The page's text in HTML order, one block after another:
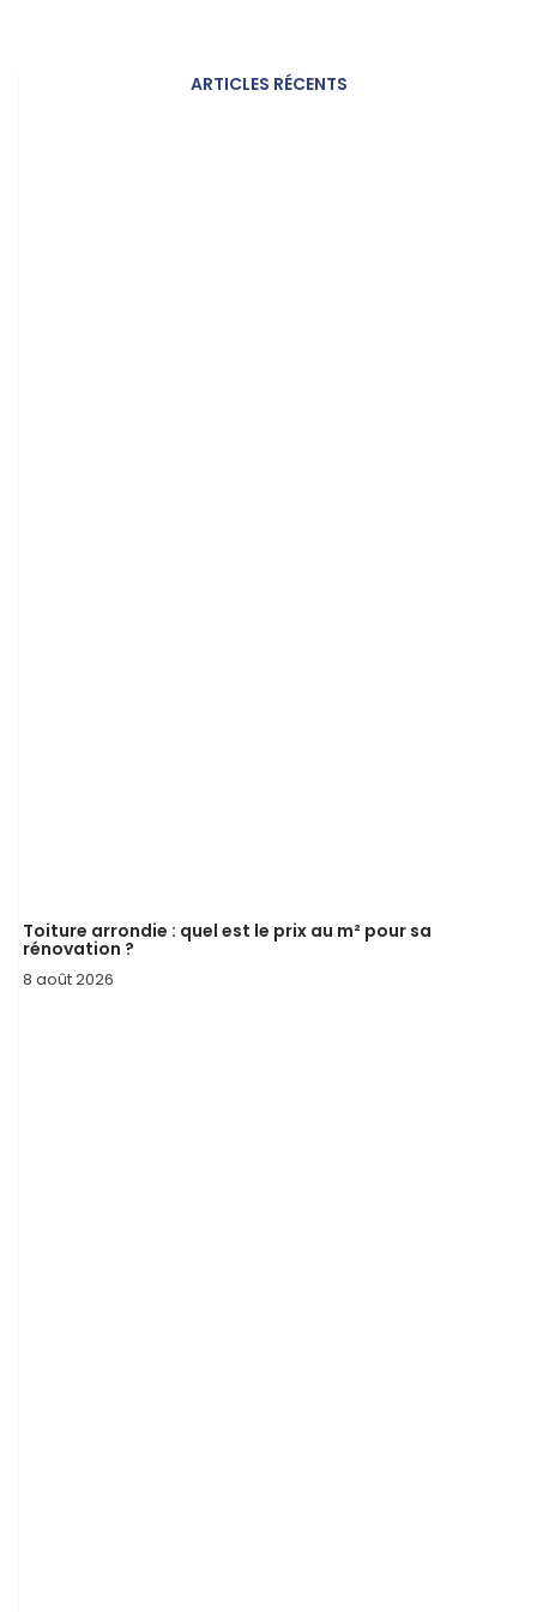
ARTICLES RÉCENTS
Toiture arrondie : quel est le prix au m² pour sa
rénovation ?
8 août 2026